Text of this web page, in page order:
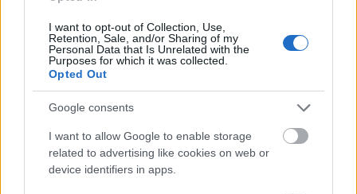
I want to opt-out of Collection, Use,
Retention, Sale, and/or Sharing of my
Personal Data that Is Unrelated with the
Purposes for which it was collected.
Opted Out
Google consents
I want to allow Google to enable storage
related to advertising like cookies on web or
device identifiers in apps.
zajlik a huzavona a magyar kormány és az Európai